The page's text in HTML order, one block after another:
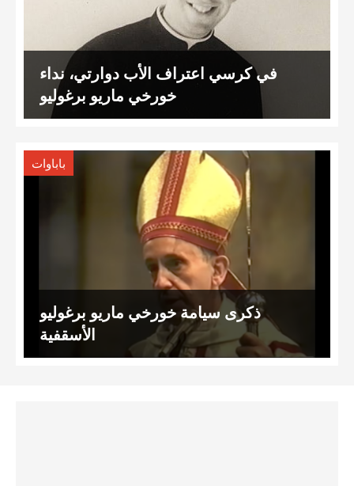
في كرسي اعتراف الأب دوارتي، نداء
خورخي ماريو برغوليو
باباوات
ذكرى سيامة خورخي ماريو برغوليو
الأسقفية